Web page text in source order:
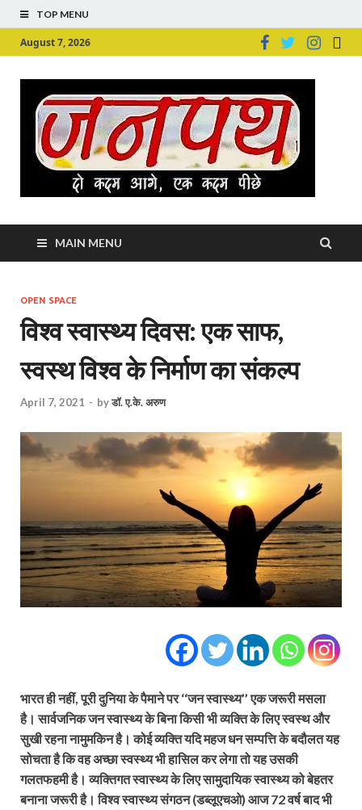
TOP MENU
August 7, 2026
MAIN MENU
OPEN SPACE
विश्व स्वास्थ्य दिवस: एक साफ,
स्वस्थ विश्व के निर्माण का संकल्प
April 7, 2021 - byडॉ. ए.के. अरुण
भारत ही नहीं, पूरी दुनिया के पैमाने पर ‘‘जन स्वास्थ्य’’ एक जरूरी मसला
है। सार्वजनिक जन स्वास्थ्य के बिना किसी भी व्यक्ति के लिए स्वस्थ और
सुखी रहना नामुमकिन है। कोई व्यक्ति यदि महज धन सम्पत्ति के बदौलत यह
सोचता है कि वह अच्छा स्वस्थ्य भी हासिल कर लेगा तो यह उसकी
गलतफहमी है। व्यक्तिगत स्वास्थ्य के लिए सामुदायिक स्वास्थ्य को बेहतर
बनाना जरूरी है। विश्व स्वास्थ्य संगठन (डब्लूएचओ) आज 72 वर्ष बाद भी